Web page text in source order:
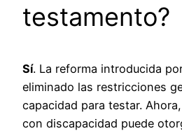
testamento?
Sí. La reforma introducida
eliminado las restricciones
capacidad para testar.
con discapacidad puede